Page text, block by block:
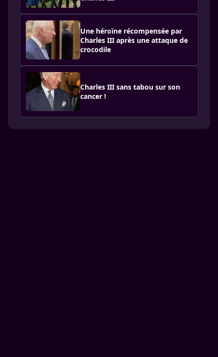
Une héroïne récompensée par
Charles III après une attaque de
crocodile
Charles III sans tabou sur son
cancer !